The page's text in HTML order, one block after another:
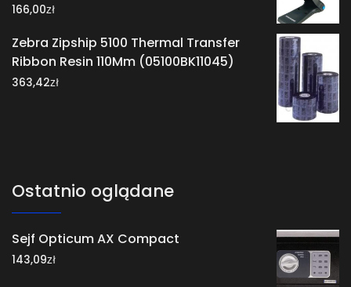
166,00zł
Zebra Zipship 5100 Thermal Transfer
Ribbon Resin 110Mm (05100BK11045)
363,42zł
Ostatnio oglądane
Sejf Opticum AX Compact
143,09zł